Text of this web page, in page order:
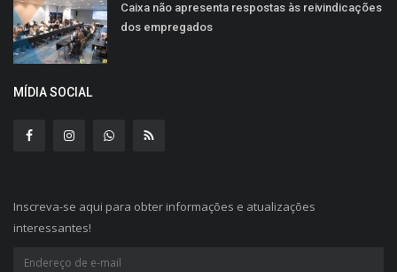
Caixa não apresenta respostas às reivindicações
dos empregados
MÍDIA SOCIAL
Inscreva-se aqui para obter informações e atualizações
interessantes!